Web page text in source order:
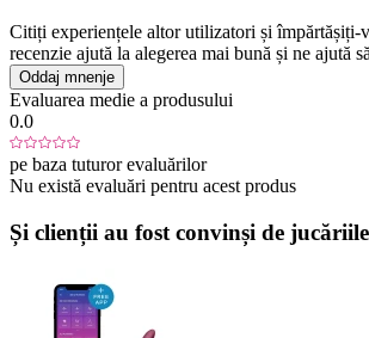
Citiți experiențele altor utilizatori și împărtășiți-
recenzie ajută la alegerea mai bună și ne ajută
Oddaj mnenje
Evaluarea medie a produsului
0.0
pe baza tuturor evaluărilor
Nu există evaluări pentru acest produs
Și clienții au fost convinși de